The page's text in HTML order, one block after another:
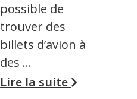
possible de
trouver des
billets d’avion à
des …
Lire la suite